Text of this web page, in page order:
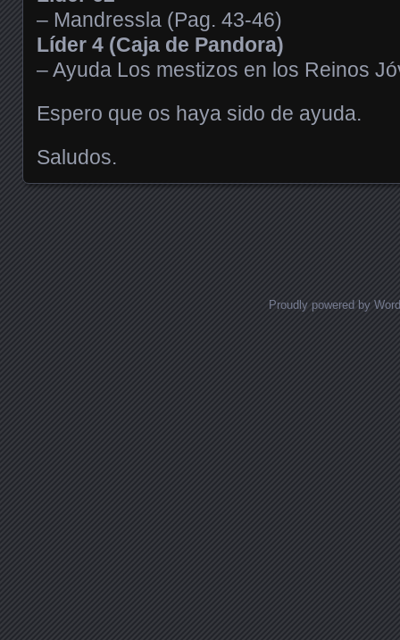
– Mandressla (Pag. 43-46)
Líder 4 (Caja de Pandora)
– Ayuda Los mestizos en los Reinos
Espero que os haya sido de ayuda.
Saludos.
Proudly powered by